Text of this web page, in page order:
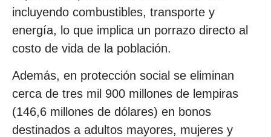
incluyendo combustibles, transporte y
energía, lo que implica un porrazo directo al
costo de vida de la población.
Además, en protección social se eliminan
cerca de tres mil 900 millones de lempiras
(146,6 millones de dólares) en bonos
destinados a adultos mayores, mujeres y